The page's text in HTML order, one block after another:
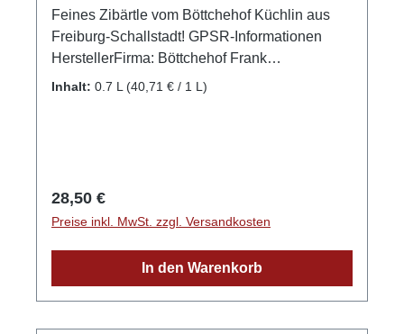
Feines Zibärtle vom Böttchehof Küchlin aus
Freiburg-Schallstadt! GPSR-Informationen
HerstellerFirma: Böttchehof Frank
KüchlinLand: DeutschlandStadt:
Inhalt: 0.7 L (40,71 € / 1 L)
Regulärer Preis:
28,50 €
Preise inkl. MwSt. zzgl. Versandkosten
In den Warenkorb